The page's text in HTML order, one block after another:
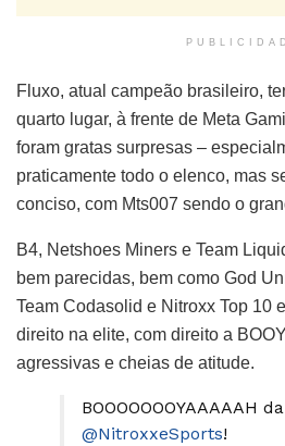
Fluxo, atual campeão brasileiro,
quarto lugar, à frente de Meta
foram gratas surpresas –
praticamente todo o elenco, mas
conciso, com Mts007 sendo o
B4, Netshoes Miners e Team
bem parecidas, bem como God
Team Codasolid e Nitroxx Top 10
direito na elite, com direito a
agressivas e cheias de atitude.
BOOOOOOOYAAAAAH da
@NitroxxeSports!